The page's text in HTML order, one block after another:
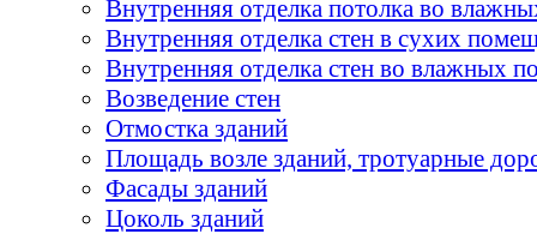
Внутренняя отделка потолка во
Внутренняя отделка стен в сухих
Внутренняя отделка стен во влажных
Возведение стен
Отмостка зданий
Площадь возле зданий, тротуарные
Фасады зданий
Цоколь зданий